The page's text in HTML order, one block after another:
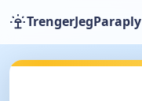
TrengerJegParaply